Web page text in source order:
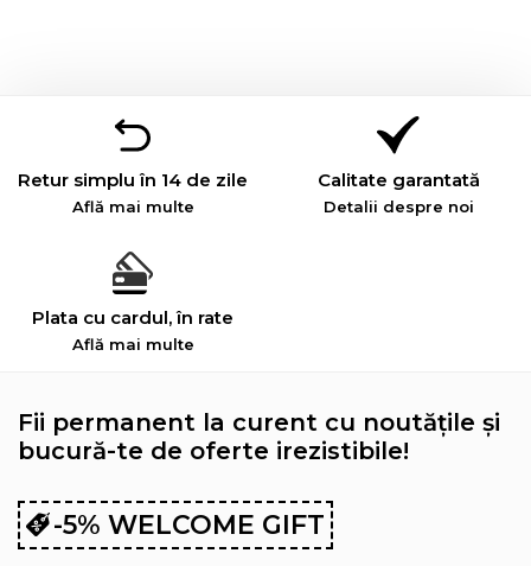
Retur simplu în 14 de zile
Află mai multe
Calitate garantată
Detalii despre noi
Plata cu cardul, în rate
Află mai multe
Fii permanent la curent cu noutățile și
bucură-te de oferte irezistibile!
-5% WELCOME GIFT